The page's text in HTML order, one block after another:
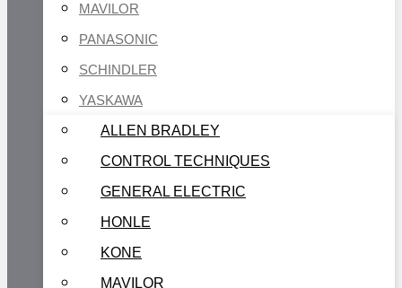
MAVILOR
PANASONIC
SCHINDLER
YASKAWA
ALLEN BRADLEY
CONTROL TECHNIQUES
GENERAL ELECTRIC
HONLE
KONE
MAVILOR